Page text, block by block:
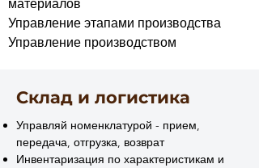
материалов
Управление этапами производства
Управление производством
Склад и логистика
Управляй номенклатурой - прием,
передача, отгрузка, возврат
Инвентаризация по характеристикам и